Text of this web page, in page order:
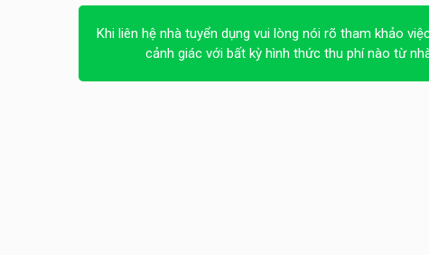
Khi liên hệ nhà tuyển dụng vui lòng nói rõ tham khảo
cảnh giác với bất kỳ hình thức thu phí nào từ